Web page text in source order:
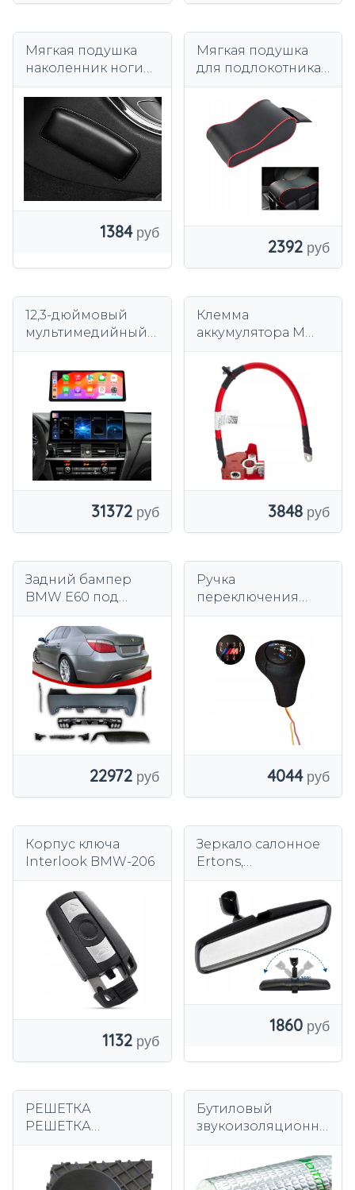
Мягкая подушка
наколенник ноги
подлокотник для
автомобиля
1384
Мягкая подушка
для подлокотника
карманом-черный
2392
12,3-дюймовый
мультимедийный
Linux с Android
Auto Carplay для
BMW F25 F26 NBT
31372
Клемма
аккумулятора M
пиротехническим
предохранителем
3848
Задний бампер
BMW E60 под
отверстиями PDC
22972
Ручка
переключения
подсветкой 5B M-
Pack для BMW E36
E39 E46 E81 E87
4044
Корпус ключа
Interlook BMW-206
1132
Зеркало салонное
Ertons,
регулируемое, 215
1860
РЕШЕТКА
РЕШЕТКА
ДЛЯ BMW E60 E61
M-PAK
Бутиловый
звукоизоляционны
Alubutyl ECO 2,5мм
50х50см 0,25м2